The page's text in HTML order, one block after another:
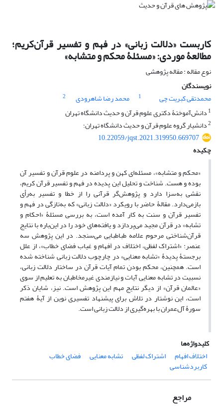
کاربست «دلالت زبانی» در فهم و تفسیر قرآن‌کریم؛
مطالعۀ موردی: «مسئلۀ محکم و متشابه»
نوع مقاله : مقاله پژوهشی
نویسندگان
محمدتقی کبریت چی
1 محمد رضا شاهرودی
2
1 دانش‌آموختۀ دکتری علوم قرآن و حدیث دانشگاه تهران
2دانشیار گروه علوم قرآن و حدیث دانشگاه تهران؛
10.22059/jqst.2021.319950.669707
چکیده
«محکم و متشابه»، مسئله‌ای کهن و پردامنه در علوم قرآن و تفسیر آن
بوده و هست. شناخت و تحلیل این پدیده در فهم و تفسیر قرآن کریم،
نقشی به‌سزا دارد و پژوهش‌گر قرآنی را از خطا و تفسیر به‌رأی
بازمی‌دارد. مقالۀ حاضر با رویکرد «دلالت زبانی» که به‌تازگی در فهم و
تفسیر قرآن و سنت به‌ کار آمده است، به بررسی مسئلۀ «احکام و
تشابه» در قرآن مجید می‌پردازد و یافته‌های خود را در این‌باره با نتایج
قرآن‌شناختی مرحوم علامه طباطبایی می‌سنجد. در این پژوهش سه
عنصر: «اشتراک لفظی، اختلاف در اَفهام و غیاب فضای خطاب»، از علل
برجستۀ پدیدۀ «تشابه معنایی» در چارچوب دلالت زبانی شناخته شده
است. همچنین‏‏، محکم ‌بودن تمام آیات قرآن در ساختار دلالت زبانی،
نسبیت در تشابه معنایی آیات و نیازمندی غیرمخاطبان به تعلیم از سوی
«عالمان قرآن»‌ از دیگر نتایج مهم این پژوهش است. نیز، شایان ذکر
است، این نوشتار در تلاش برای پیشنهاد تفسیری نوین از آیۀ هفتم
سورۀ آل‌عمران با بهره‌گیری از دلالت زبانی است.
کلیدواژه‌ها
اختلاف افهام
اشتراک لفظی تشابه معنایی فضای خطاب
کاربردشناسی
مراجع